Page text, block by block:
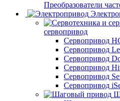
Преобразователи
сервопривод
Сервопривод
Сервопривод
Сервопривод
Сервопривод
Сервопривод
Сервопривод